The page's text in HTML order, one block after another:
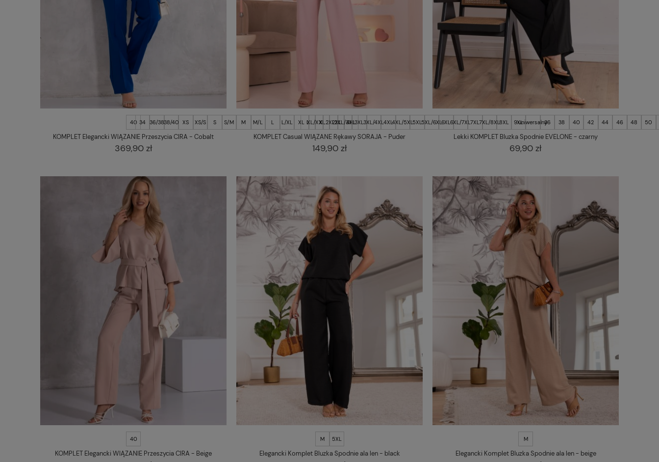
40
KOMPLET Elegancki WIĄZANIE Przeszycia CIRA - Cobalt
369,90 zł
L XL 2XL 4XL
KOMPLET Casual WIĄZANE Rękawy SORAJA - Puder
149,90 zł
34 36/3838/40 XS XS/S S S/M M M/L L L/XL XL XL/XXL 2XL2XL/3XL3XL3XL/4XL4XL4XL/5XL5XL5XL/6XL6XL6XL/7XL7XL7XL/8XL8XL 9XLuniwersalny36 38 40 42 44 46 48 50
Lekki KOMPLET Bluzka Spodnie EVELONE - czarny
69,90 zł
40
KOMPLET Elegancki WIĄZANIE Przeszycia CIRA - Beige
M 5XL
Elegancki Komplet Bluzka Spodnie ala len - black
M
Elegancki Komplet Bluzka Spodnie ala len - beige